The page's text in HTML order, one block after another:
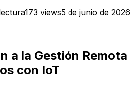
173 views5 de junio de 2026
a la Gestión Remota
con IoT